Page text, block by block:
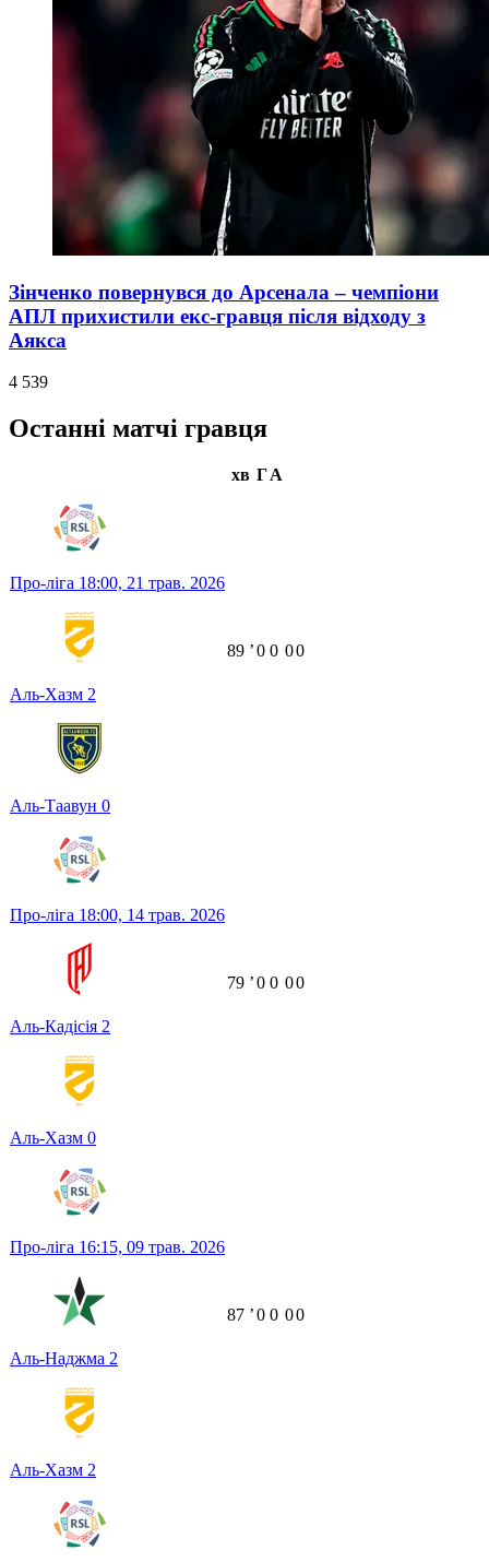
Зінченко повернувся до Арсенала – чемпіони
АПЛ прихистили екс-гравця після відходу з
Аякса
4 539
Останні матчі гравця
хв ГА
Про-ліга 18:00, 21 трав. 2026
Аль-Хазм 2
Аль-Таавун 0
89 ʼ0 0 00
Про-ліга 18:00, 14 трав. 2026
Аль-Кадісія 2
Аль-Хазм 0
79 ʼ0 0 00
Про-ліга 16:15, 09 трав. 2026
Аль-Наджма 2
Аль-Хазм 2
87 ʼ0 0 00